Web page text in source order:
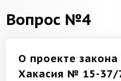
Вопрос №4
О проекте закона
Хакасия № 15-37/